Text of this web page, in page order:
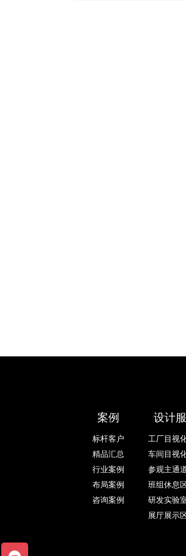
案例
标杆客户
精品汇总
行业案例
布局案例
咨询案例
设计
工厂目视
车间目视
参观主通
班组休息
研发实验
展厅展示